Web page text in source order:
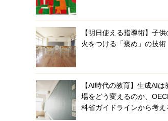
【明日使える指導術】子供
火をつける「褒め」の技術
【AI時代の教育】生成AIは
場をどう変えるのか、
科省ガイドラインから考え